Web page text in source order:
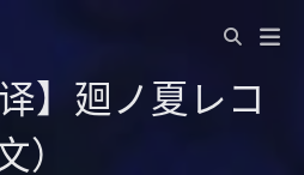
】廻ノ夏レコ
）